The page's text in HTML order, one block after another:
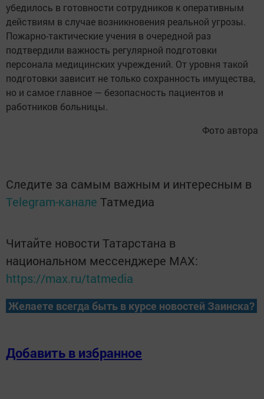
убедилось в готовности сотрудников к оперативным
действиям в случае возникновения реальной угрозы.
Пожарно-тактические учения в очередной раз
подтвердили важность регулярной подготовки
персонала медицинских учреждений. От уровня такой
подготовки зависит не только сохранность имущества,
но и самое главное — безопасность пациентов и
работников больницы.
Фото автора
Следите за самым важным и интересным в
Telegram-канале Татмедиа
Читайте новости Татарстана в
национальном мессенджере MАХ:
https://max.ru/tatmedia
Желаете всегда быть в курсе новостей Заинска?
Добавить в избранное